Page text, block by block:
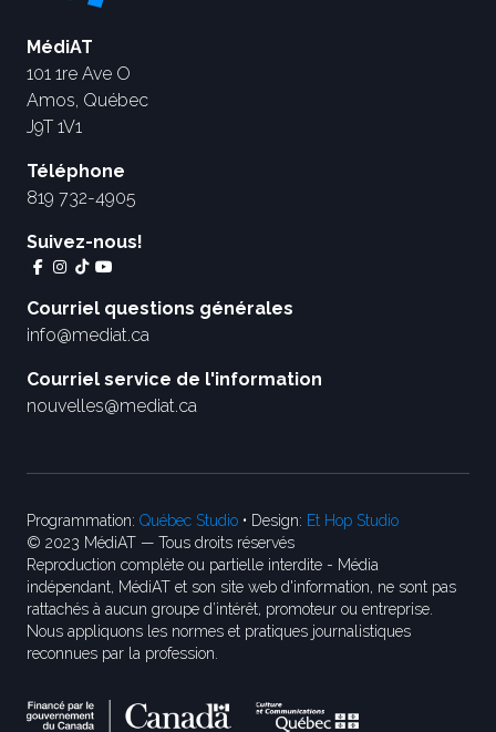
MédiAT
101 1re Ave O
Amos, Québec
J9T 1V1
Téléphone
819 732-4905
Suivez-nous!
Courriel questions générales
info@mediat.ca
Courriel service de l'information
nouvelles@mediat.ca
Programmation: Québec Studio • Design: Et Hop Studio
© 2023 MédiAT — Tous droits réservés
Reproduction complète ou partielle interdite - Média
indépendant, MédiAT et son site web d'information, ne sont pas
rattachés à aucun groupe d’intérêt, promoteur ou entreprise.
Nous appliquons les normes et pratiques journalistiques
reconnues par la profession.